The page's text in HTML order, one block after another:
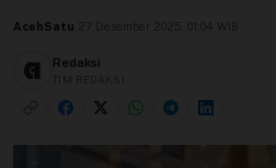
Panduan
Pasang Iklan
AcehSatu
Redaksi